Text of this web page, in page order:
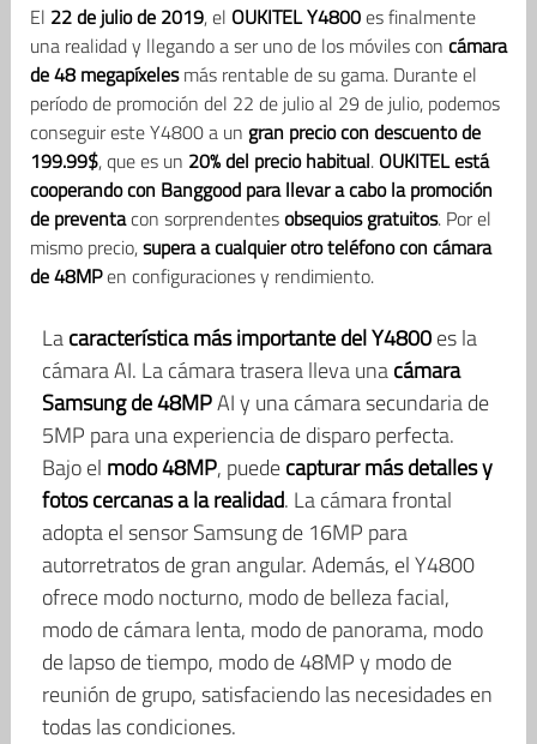
El 22 de julio de 2019, el OUKITEL Y4800es finalmente
una realidad y llegando a ser uno de los móviles con cámara
de 48 megapíxelesmás rentable de su gama. Durante el
período de promoción del 22 de julio al 29 de julio, podemos
conseguir este Y4800 a un gran precio con descuento de
199.99$, que es un 20% del precio habitual. OUKITEL está
cooperando con Banggood para llevar a cabo la promoción
de preventacon sorprendentesobsequios gratuitos. Por el
mismo precio,supera a cualquier otro teléfono con cámara
de 48MPen configuraciones y rendimiento.
Lacaracterística más importante del Y4800es la
cámara AI. La cámara trasera lleva unacámara
Samsung de 48MPAI y una cámara secundaria de
5MP para una experiencia de disparo perfecta.
Bajo el modo 48MP, puedecapturar más detalles y
fotos cercanas a la realidad. La cámara frontal
adopta el sensor Samsung de 16MP para
autorretratos de gran angular. Además, el Y4800
ofrece modo nocturno, modo de belleza facial,
modo de cámara lenta, modo de panorama, modo
de lapso de tiempo, modo de 48MP y modo de
reunión de grupo, satisfaciendo las necesidades en
todas las condiciones.